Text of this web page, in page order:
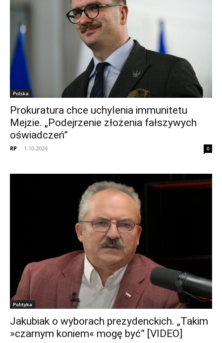
Polska
Prokuratura chce uchylenia immunitetu
Mejzie. „Podejrzenie złożenia fałszywych
oświadczeń”
RP - 1.10.2024 0
Polityka
Jakubiak o wyborach prezydenckich. „Takim
»czarnym koniem« mogę być” [VIDEO]